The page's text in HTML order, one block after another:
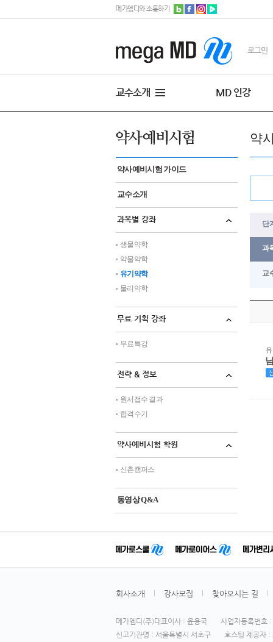
메가엠디와 소통하기
로그인
교수소개 MD 인강
약사예비시험 가이드
교수소개
과목별 강좌
생물약학
약물약학
유기약학
물리약학
무료 기획 강좌
무료특강
전략 & 정보
원서접수 결과
합격수기
약사예비시험 학원
신촌캠퍼스
동영상 Q&A
약
단
과
교
회사소개 강사모집 찾아오시는 길
메가엠디(주)대표이사 : 윤용국
사업자등록번
신고기관명 : 서울특별시 서초구
호스팅 제공자 :